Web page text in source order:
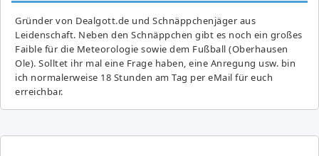
Gründer von Dealgott.de und Schnäppchenjäger aus
Leidenschaft. Neben den Schnäppchen gibt es noch ein großes
Fai­ble für die Meteorologie sowie dem Fußball (Oberhausen
Ole). Solltet ihr mal eine Frage haben, eine Anregung usw. bin
ich normalerweise 18 Stunden am Tag per eMail für euch
erreichbar.